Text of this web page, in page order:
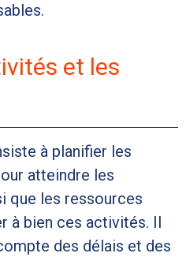
et les
à planifier les
atteindre les
que les ressources
à bien ces activités. Il
des délais et des